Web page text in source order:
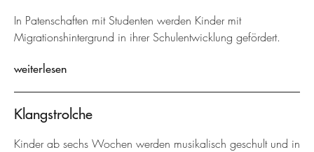
In Patenschaften mit Studenten werden Kinder mit
Migrationshintergrund in ihrer Schulentwicklung gefördert.
weiterlesen
Klangstrolche
Kinder ab sechs Wochen werden musikalisch geschult und in